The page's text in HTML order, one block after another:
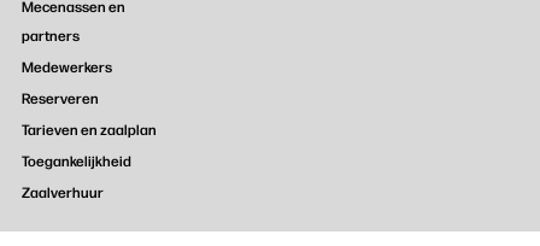
Mecenassen en
partners
Medewerkers
Reserveren
Tarieven en zaalplan
Toegankelijkheid
Zaalverhuur